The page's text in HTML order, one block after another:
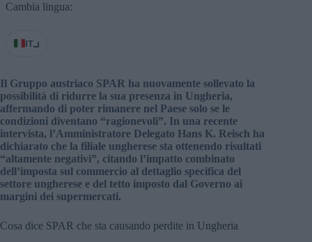
Cambia lingua:
IT
Il Gruppo austriaco SPAR ha nuovamente sollevato la
possibilità di ridurre la sua presenza in Ungheria,
affermando di poter rimanere nel Paese solo se le
condizioni diventano “ragionevoli”. In una recente
intervista, l’Amministratore Delegato Hans K. Reisch ha
dichiarato che la filiale ungherese sta ottenendo risultati
“altamente negativi”, citando l’impatto combinato
dell’imposta sul commercio al dettaglio specifica del
settore ungherese e del tetto imposto dal Governo ai
margini dei supermercati.
Cosa dice SPAR che sta causando perdite in Ungheria